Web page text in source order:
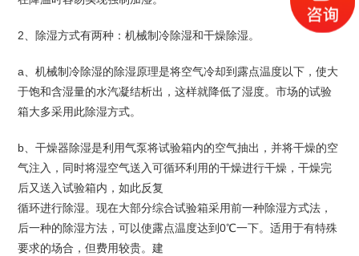
2、除湿方式有两种：机械制冷除湿和干燥除湿。
a、机械制冷除湿的除湿原理是将空气冷却到露点温度以下，使大
于饱和含湿量的水汽凝结析出，这样就降低了湿度。市场的试验
箱大多采用此除湿方式。
b、干燥器除湿是利用气泵将试验箱内的空气抽出，并将干燥的空
气注入，同时将湿空气送入可循环利用的干燥进行干燥，干燥完
后又送入试验箱内，如此反复
循环进行除湿。现在大部分综合试验箱采用前一种除湿方式法，
后一种的除湿方法，可以使露点温度达到0℃一下。适用于有特殊
要求的场合，但费用较贵。建